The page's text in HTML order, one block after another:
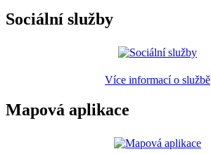
Sociální služby
Více informací o službě
Mapová aplikace